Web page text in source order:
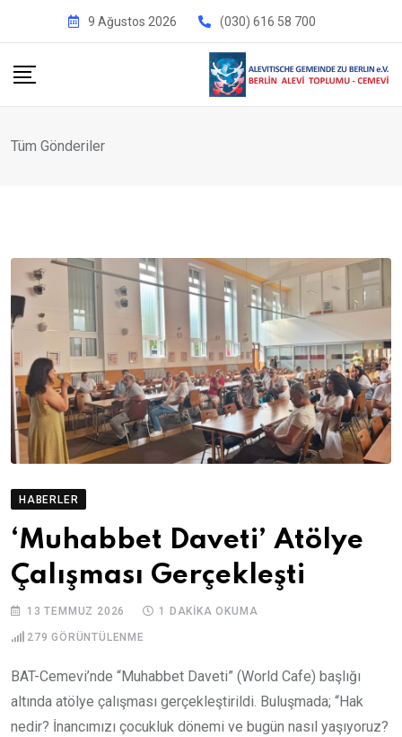
9 Ağustos 2026 (030) 616 58 700
Tüm Gönderiler
HABERLER
‘Muhabbet Daveti’ Atölye
Çalışması Gerçekleşti
13 TEMMUZ 2026 1 DAKIKA OKUMA
279 GÖRÜNTÜLENME
BAT-Cemevi’nde “Muhabbet Daveti” (World Cafe) başlığı
altında atölye çalışması gerçekleştirildi. Buluşmada; “Hak
nedir? İnancımızı çocukluk dönemi ve bugün nasıl yaşıyoruz?